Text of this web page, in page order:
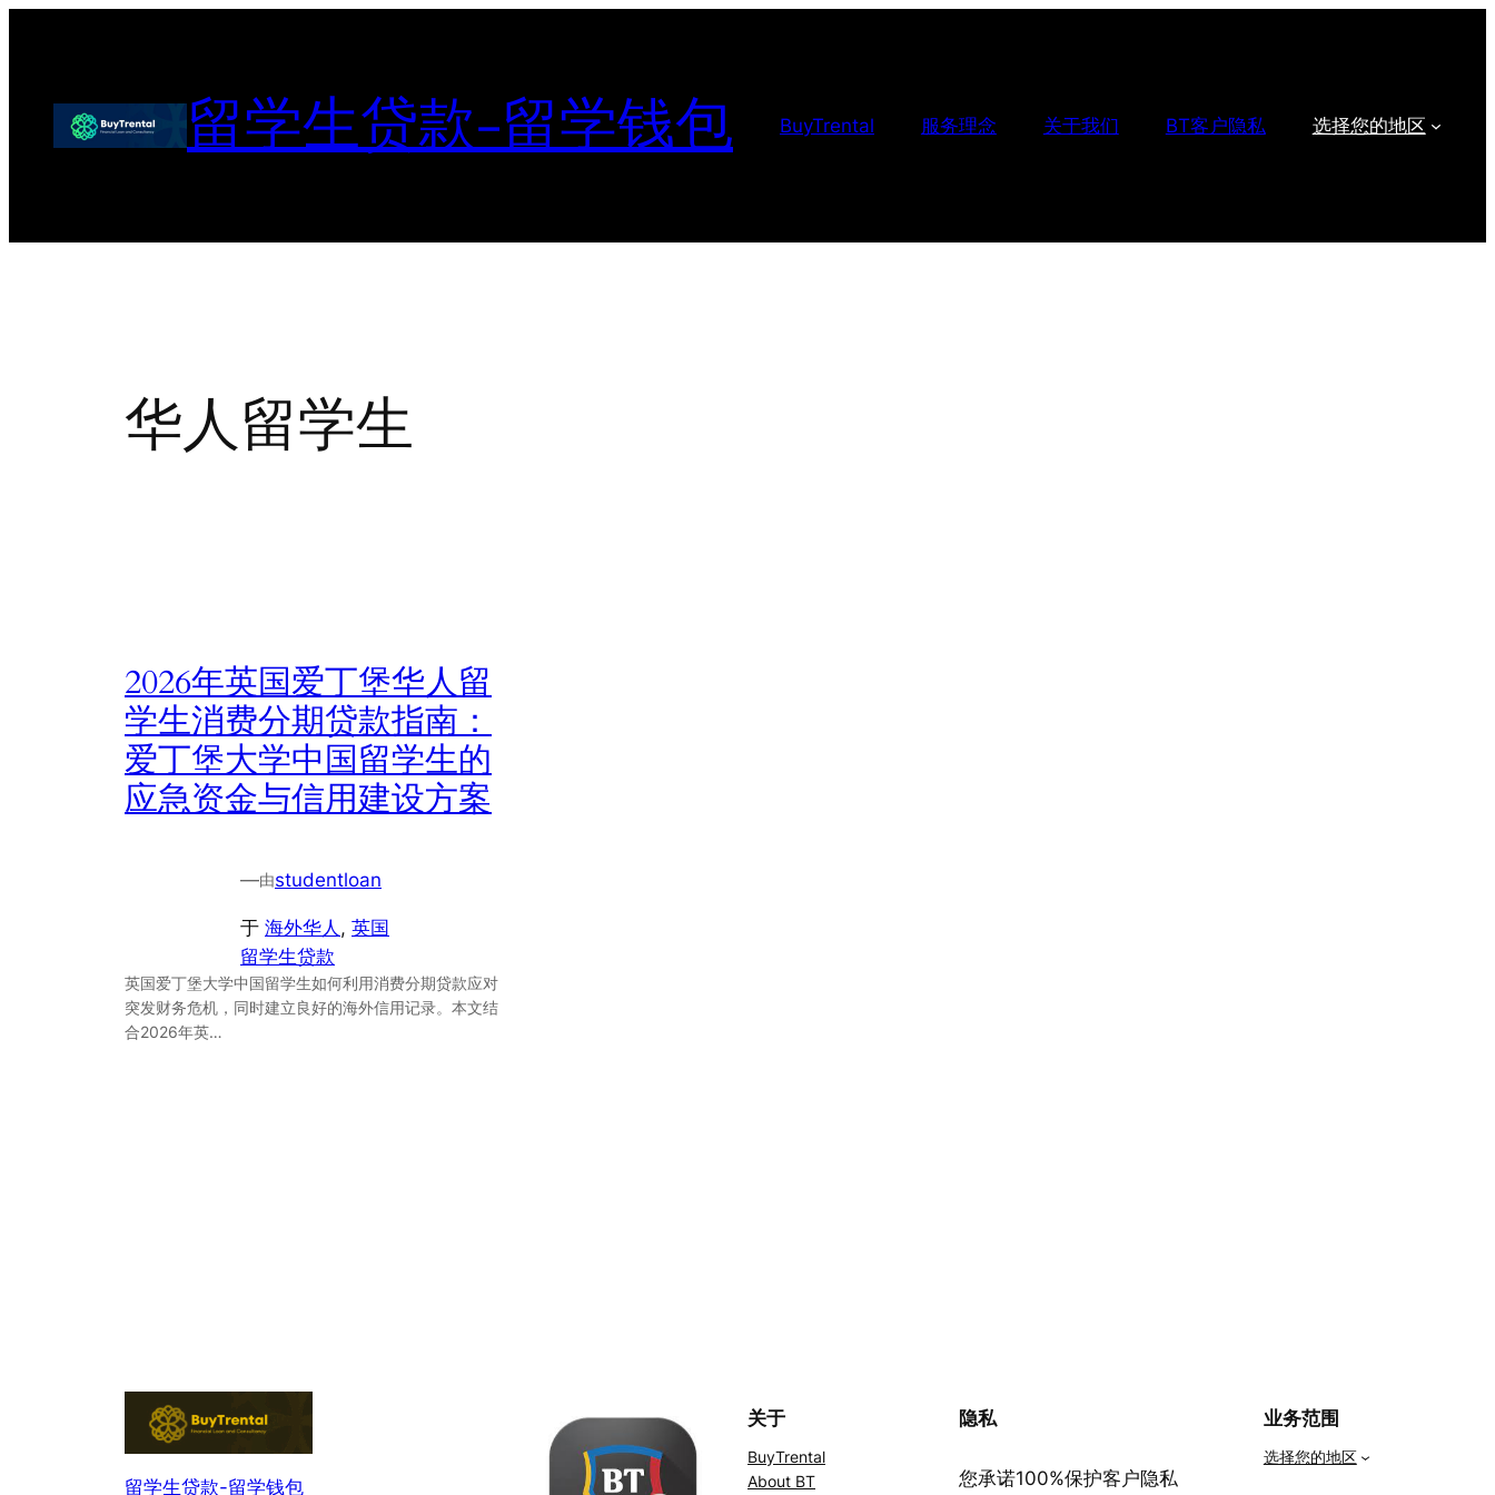
留学生贷款-留学钱包 BuyTrental 服务理念 关于我们 BT客户隐私 选择您的地区
华人留学生
2026年英国爱丁堡华人留
学生消费分期贷款指南：
爱丁堡大学中国留学生的
应急资金与信用建设方案
—由studentloan
于 海外华人 , 英国
留学生贷款
英国爱丁堡大学中国留学生如何利用消费分期贷款应对
突发财务危机，同时建立良好的海外信用记录。本文结
合2026年英…
留学生贷款-留学钱包
关于
BuyTrental
About BT
隐私
您承诺100%保护客户隐私
业务范围
选择您的地区